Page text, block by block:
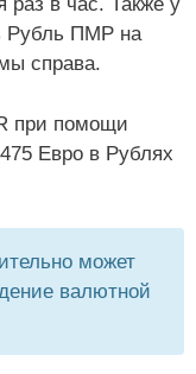
Рубль ПМР на
справа.
при помощи
Евро в Рублях
может
валютной